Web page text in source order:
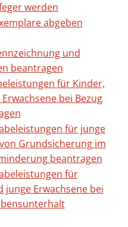
werden
abgeben
und
beantragen
für Kinder,
bei Bezug
für junge
Grundsicherung im
beantragen
für
junge Erwachsene bei